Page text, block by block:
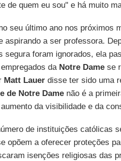
de quem eu sou" e há muito
seu último ano nos próximos
aspirando a ser professora.
segura foram ignorados, ela
da Notre Damese
Matt Lauerdisse ter sido uma
de Notre Damenão é a
da visibilidade e da
de instituições católicas
opõem a oferecer proteções
isenções religiosas das